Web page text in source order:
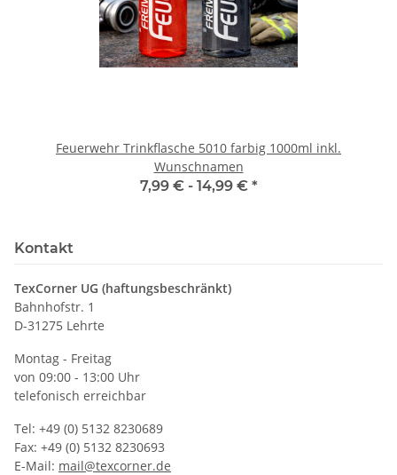
Feuerwehr Trinkflasche 5010 farbig 1000ml inkl.
Wunschnamen
7,99 € - 14,99 € *
Kontakt
TexCorner UG (haftungsbeschränkt)
Bahnhofstr. 1
D-31275 Lehrte
Montag - Freitag
von 09:00 - 13:00 Uhr
telefonisch erreichbar
Tel: +49 (0) 5132 8230689
Fax: +49 (0) 5132 8230693
E-Mail: mail@texcorner.de